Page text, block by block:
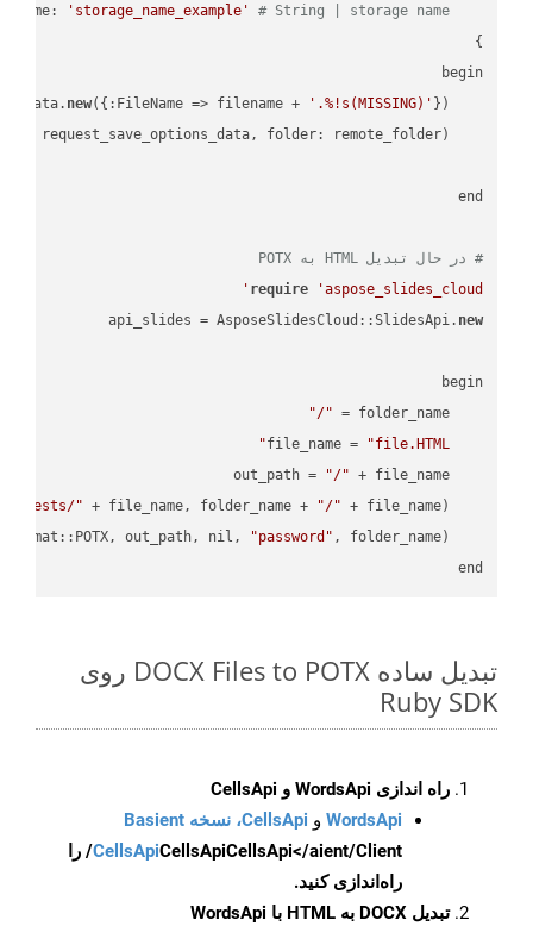
    storage_name:
'storage_name_example'
# String | storage name.
new({:FileName => filename +
'.%!s(MISSING)'
# در حال تبدیل HTML به POTX
require
'aspose_slides_cloud'
api_slides = AsposeSlidesCloud::SlidesApi. new
    folder_name =
"/"
    file_name =
"file.HTML"
    out_path =
"/"
" + file_name, folder_name +
"/"
"password"
end
تبدیل ساده DOCX Files to POTX روی
Ruby SDK
راه اندازی WordsApi و CellsApi
WordsApi و CellsApi، نسخه Basient
CellsApiCellsApi
CellsApi</aient/Client/ را
راه‌اندازی کنید.
تبدیل DOCX به HTML با WordsApi